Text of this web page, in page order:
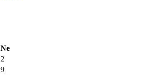
Ne
2
9